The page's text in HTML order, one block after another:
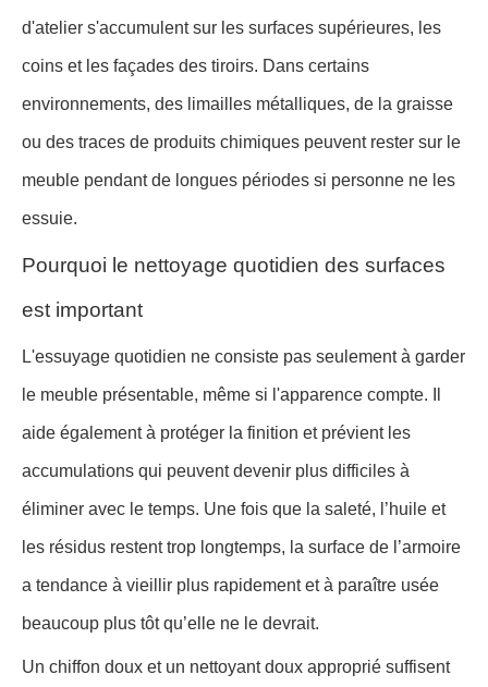
d'atelier s'accumulent sur les surfaces supérieures, les
coins et les façades des tiroirs. Dans certains
environnements, des limailles métalliques, de la graisse
ou des traces de produits chimiques peuvent rester sur le
meuble pendant de longues périodes si personne ne les
essuie.
Pourquoi le nettoyage quotidien des surfaces
est important
L'essuyage quotidien ne consiste pas seulement à garder
le meuble présentable, même si l'apparence compte. Il
aide également à protéger la finition et prévient les
accumulations qui peuvent devenir plus difficiles à
éliminer avec le temps. Une fois que la saleté, l’huile et
les résidus restent trop longtemps, la surface de l’armoire
a tendance à vieillir plus rapidement et à paraître usée
beaucoup plus tôt qu’elle ne le devrait.
Un chiffon doux et un nettoyant doux approprié suffisent